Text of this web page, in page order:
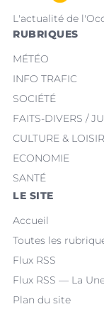
L'actualité de
RUBRIQUES
MÉTÉO
INFO TRAFIC
SOCIÉTÉ
FAITS-DIVERS /
CULTURE &
ECONOMIE
SANTÉ
LE SITE
Accueil
Toutes les
Flux RSS
Flux RSS — La
Plan du site